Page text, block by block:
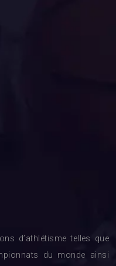
d’athlétisme telles que
du monde ainsi